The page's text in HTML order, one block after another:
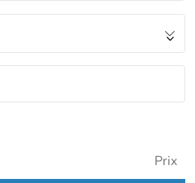
Prix